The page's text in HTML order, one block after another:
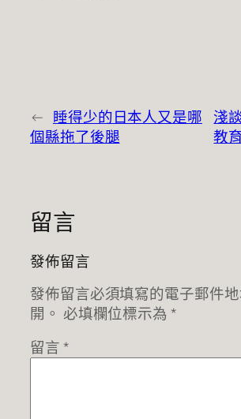
← 睡得少的日本人又是哪
個縣拖了後腿
淺
教
留言
發佈留言
發佈留言必須填寫的電子郵件
開。 必填欄位標示為 *
留言 *